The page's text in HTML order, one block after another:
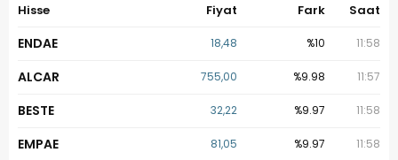
Hisse Fiyat Fark Saat
ENDAE 18,48 %10 11:58
ALCAR 755,00 %9.98 11:57
BESTE 32,22 %9.97 11:58
EMPAE 81,05 %9.97 11:58